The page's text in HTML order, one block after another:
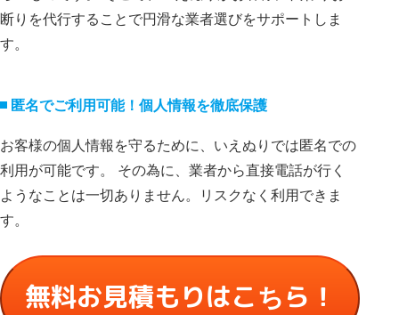
断りを代⾏することで円滑な業者選びをサポートしま
す。
匿名でご利⽤可能！個⼈情報を徹底保護
お客様の個⼈情報を守るために、いえぬりでは匿名での
利⽤が可能です。 その為に、業者から直接電話が⾏く
ようなことは⼀切ありません。リスクなく利⽤できま
す。
無料お見積もりはこちら！